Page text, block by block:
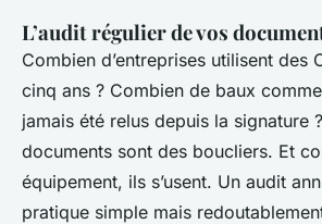
L’audit régulier de vos
Combien d’entreprises utilisent des
cinq ans ? Combien de baux
jamais été relus depuis la signature
documents sont des boucliers. Et
équipement, ils s’usent. Un audit
pratique simple mais